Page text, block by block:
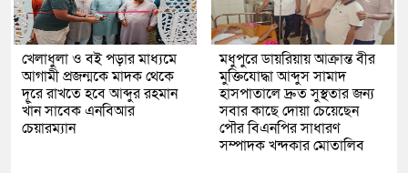
খেলাধুলা ও বই পড়ার মাধ্যমে
আগামী প্রজন্মকে মাদক থেকে
দূরে রাখতে হবে আব্দুর রহমান
খাঁন সাবেক এনবিআর
চেয়ারম্যান
মধুপুরে ডায়রিয়ায় আক্রান্ত বীর
মুক্তিযোদ্ধা আব্দুস সামাদ
হাসপাতালে দ্রুত সুস্থতার জন্য
সবার কাছে দোয়া চেয়েছেন
পৌর বিএনপির সাধারণ
সম্পাদক খন্দকার মোতালিব